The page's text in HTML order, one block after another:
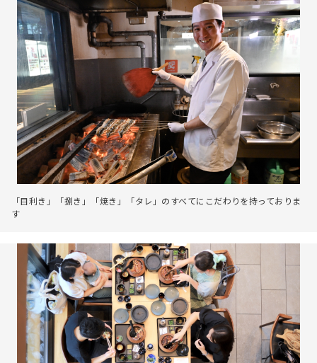
「目利き」「捌き」「焼き」「タレ」のすべてにこだわりを持っておりま
す